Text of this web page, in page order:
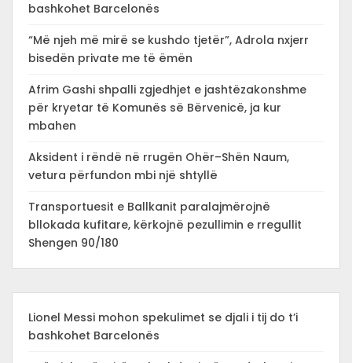
bashkohet Barcelonës
“Më njeh më mirë se kushdo tjetër”, Adrola nxjerr
bisedën private me të ëmën
Afrim Gashi shpalli zgjedhjet e jashtëzakonshme
për kryetar të Komunës së Bërvenicë, ja kur
mbahen
Aksident i rëndë në rrugën Ohër–Shën Naum,
vetura përfundon mbi një shtyllë
Transportuesit e Ballkanit paralajmërojnë
bllokada kufitare, kërkojnë pezullimin e rregullit
Shengen 90/180
Lionel Messi mohon spekulimet se djali i tij do t’i
bashkohet Barcelonës